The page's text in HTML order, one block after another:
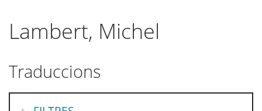
Lambert, Michel
Traduccions